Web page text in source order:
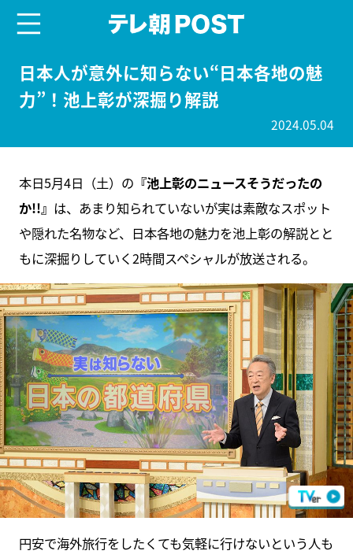
日本人が意外に知らない“日本各地の魅
力”！池上彰が深掘り解説
2024.05.04
本日5月4日（土）の 『池上彰のニュースそうだったの
か!!』 は、あまり知られていないが実は素敵なスポット
や隠れた名物など、日本各地の魅力を池上彰の解説とと
もに深掘りしていく2時間スペシャルが放送される。
円安で海外旅行をしたくても気軽に行けないという人も